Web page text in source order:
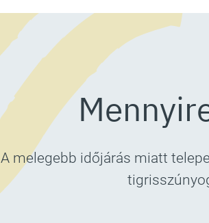
A melegebb időjárás miatt